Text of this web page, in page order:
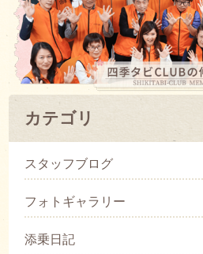
カテゴリ
スタッフブログ
フォトギャラリー
添乗日記